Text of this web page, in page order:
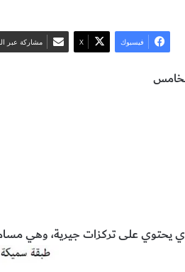
فيسبوك ‫X مشاركة عبر
يحتوي على تركزات جيرية، وهي